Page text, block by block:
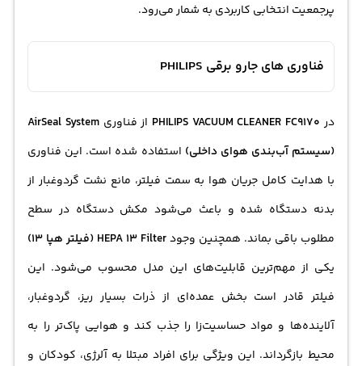
پرجمعیت انتخابی کاربردی به شمار می‌رود.
فناوری های جارو برقی PHILIPS
در PHILIPS VACUUM CLEANER FC9170 از فناوری AirSeal System
(سیستم آب‌بندی هوای داخلی) استفاده شده است. این فناوری
با هدایت کامل جریان هوا به سمت فیلتر، مانع نشت گردوغبار از
بدنه دستگاه شده و باعث می‌شود مکش دستگاه در سطح
مطلوب باقی بماند. همچنین وجودHEPA 13 Filter (فیلتر هپا 13)
یکی از مهم‌ترین قابلیت‌های این مدل محسوب می‌شود. این
فیلتر قادر است بخش عمده‌ای از ذرات بسیار ریز، گردوغبار،
آلاینده‌ها و مواد حساسیت‌زا را جذب کند و هوایی پاک‌تر را به
محیط بازگرداند. این ویژگی برای افراد مبتلا به آلرژی، کودکان و